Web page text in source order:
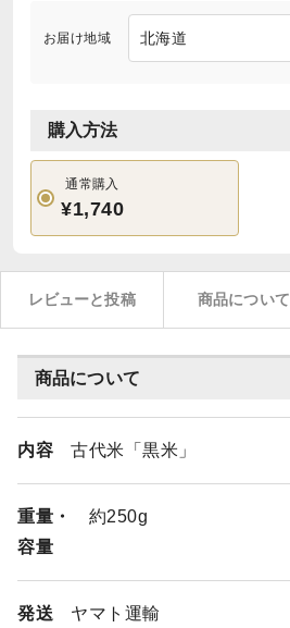
お届け地域
購入方法
通常購入
¥1,740
レビューと投稿 商品について
商品について
内容 古代米「黒米」
重量・
容量
約250g
発送 ヤマト運輸